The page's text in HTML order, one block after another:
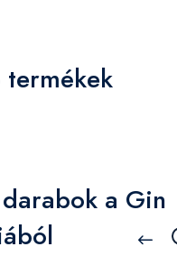
termékek
a Gin